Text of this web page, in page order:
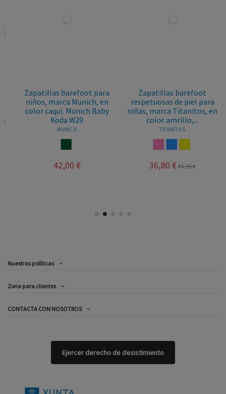
Zapatillas barefoot para
niños, marca Munich, en
color caqui. Munich Baby
Koda W29
MUNICH
42,00 €
Zapatillas barefoot
respetuosas de piel para
niñas, marca Titanitos, en
color amrillo,...
TITANITOS
36,80 € 45,95 €
Nuestras políticas
Zona para clientes
CONTACTA CON NOSOTROS
Ejercer derecho de desistimiento